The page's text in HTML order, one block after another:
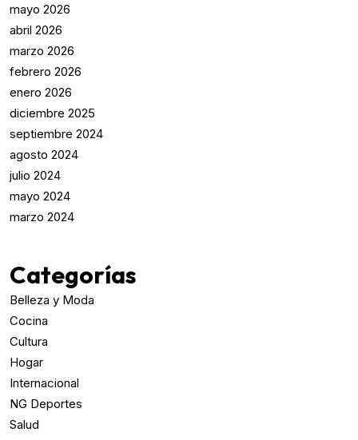
mayo 2026
abril 2026
marzo 2026
febrero 2026
enero 2026
diciembre 2025
septiembre 2024
agosto 2024
julio 2024
mayo 2024
marzo 2024
Categorías
Belleza y Moda
Cocina
Cultura
Hogar
Internacional
NG Deportes
Salud